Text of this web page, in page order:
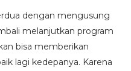
dengan mengusung
melanjutkan program
bisa memberikan
lagi kedepanya. Karena